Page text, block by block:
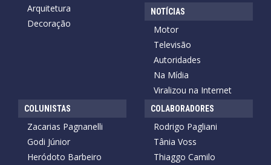
Arquitetura
Decoração
NOTÍCIAS
Motor
Televisão
Autoridades
Na Mídia
Viralizou na Internet
COLUNISTAS
Zacarias Pagnanelli
Godi Júnior
Heródoto Barbeiro
COLABORADORES
Rodrigo Pagliani
Tânia Voss
Thiaggo Camilo